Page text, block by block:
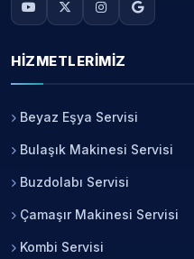
HIZMETLERIMIZ
Beyaz Eşya Servisi
Bulaşık Makinesi Servisi
Buzdolabı Servisi
Çamaşır Makinesi Servisi
Kombi Servisi